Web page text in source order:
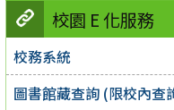
校園 E 化服務
校務系統
圖書館藏查詢 (限校內查